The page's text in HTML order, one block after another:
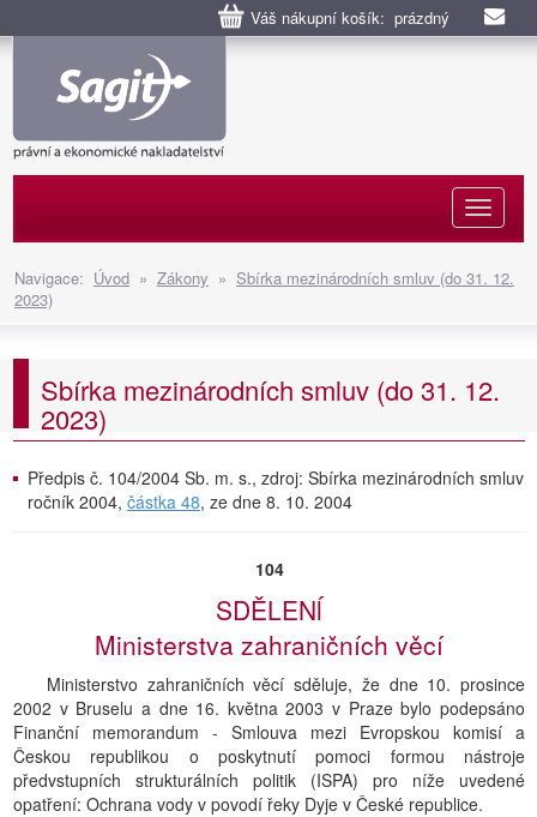
Váš nákupní košík: prázdný
Navigace: Úvod » Zákony » Sbírka mezinárodních smluv (do 31. 12.
2023)
Sbírka mezinárodních smluv (do 31. 12.
2023)
Předpis č. 104/2004 Sb. m. s., zdroj: Sbírka mezinárodních smluv
ročník 2004, částka 48, ze dne 8. 10. 2004
104
SDĚLENĺ
Ministerstva zahraničních věcí
Ministerstvo zahraničních věcí sděluje, že dne 10. prosince
2002 v Bruselu a dne 16. května 2003 v Praze bylo podepsáno
Finanční memorandum - Smlouva mezi Evropskou komisí a
Českou republikou o poskytnutí pomoci formou nástroje
předvstupních strukturálních politik (ISPA) pro níže uvedené
opatření: Ochrana vody v povodí řeky Dyje v České republice.